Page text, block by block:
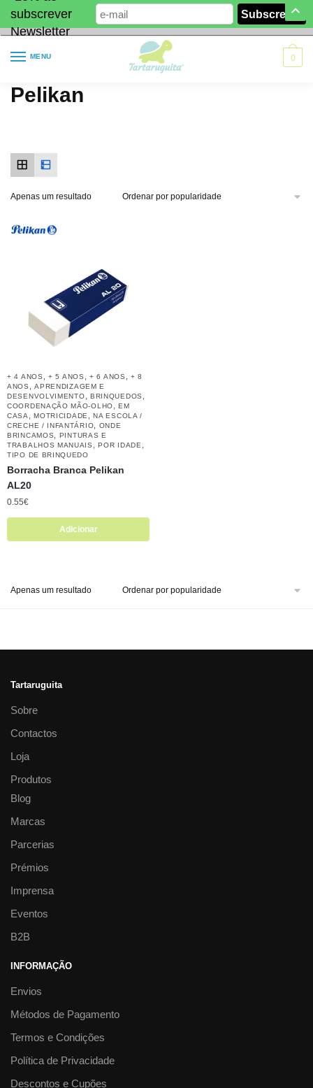
subscrever
Newsletter
MENU 0
Pelikan
Apenas um resultado
+ 4 ANOS ,+ 5 ANOS ,+ 6 ANOS ,+ 8
ANOS
,APRENDIZAGEM E
DESENVOLVIMENTO
BRINQUEDOS
COORDENAÇÃO MÃO-OLHO ,EM
CASA
,MOTRICIDADE ,NA ESCOLA /
CRECHE / INFANTÁRIO
ONDE
BRINCAMOS
PINTURAS E
TRABALHOS MANUAIS
,POR IDADE
TIPO DE BRINQUEDO
Borracha Branca Pelikan
AL20
0.55€
Adicionar
Apenas um resultado
Tartaruguita
Sobre
Contactos
Loja
Produtos
Blog
Marcas
Parcerias
Prémios
Imprensa
Eventos
B2B
INFORMAÇÃO
Envios
Métodos de Pagamento
Termos e Condições
Política de Privacidade
Descontos e Cupões